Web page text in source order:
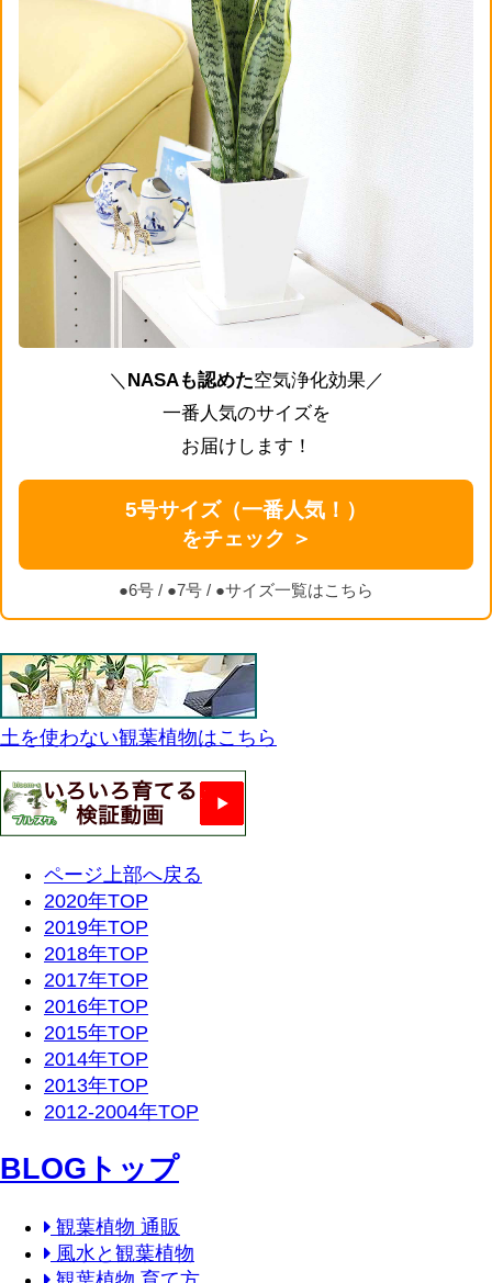
＼ NASAも認めた空気浄化効果／
一番人気のサイズを
お届けします！
5号サイズ（一番人気！）
をチェック ＞
●6号 / ●7号 / ●サイズ一覧はこちら
土を使わない観葉植物はこちら
ページ上部へ戻る
2020年TOP
2019年TOP
2018年TOP
2017年TOP
2016年TOP
2015年TOP
2014年TOP
2013年TOP
2012-2004年TOP
BLOGトップ
観葉植物 通販
風水と観葉植物